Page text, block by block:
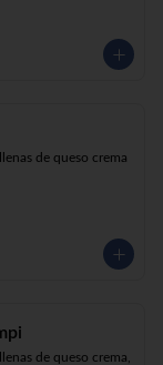
de queso crema
de queso crema,